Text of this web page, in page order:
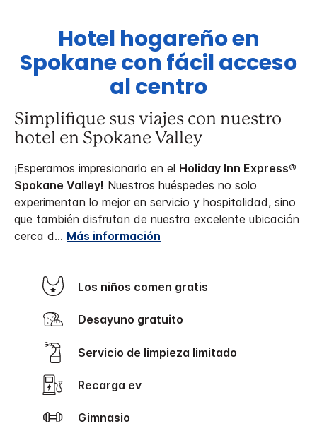
Hotel hogareño en
Spokane con fácil acceso
al centro
Simplifique sus viajes con nuestro
hotel en Spokane Valley
¡Esperamos impresionarlo en el Holiday Inn Express®
Spokane Valley! Nuestros huéspedes no solo
experimentan lo mejor en servicio y hospitalidad, sino
que también disfrutan de nuestra excelente ubicación
cerca d... Más información
Los niños comen gratis
Desayuno gratuito
Servicio de limpieza limitado
Recarga ev
Gimnasio